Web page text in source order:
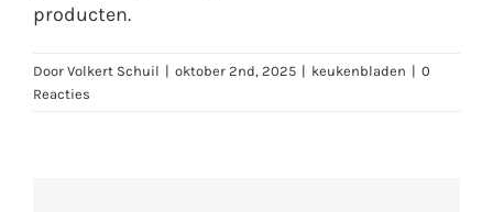
producten.
Door Volkert Schuil | oktober 2nd, 2025 | keukenbladen | 0
Reacties